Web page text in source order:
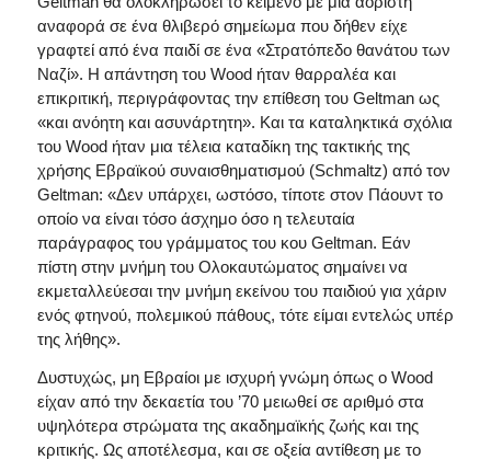
αναφορά σε ένα θλιβερό σημείωμα που δήθεν είχε
γραφτεί από ένα παιδί σε ένα «Στρατόπεδο θανάτου των
Ναζί». Η απάντηση του Wood ήταν θαρραλέα και
επικριτική, περιγράφοντας την επίθεση του Geltman ως
«και ανόητη και ασυνάρτητη». Και τα καταληκτικά σχόλια
του Wood ήταν μια τέλεια καταδίκη της τακτικής της
χρήσης Εβραϊκού συναισθηματισμού (Schmaltz) από τον
Geltman: «Δεν υπάρχει, ωστόσο, τίποτε στον Πάουντ το
οποίο να είναι τόσο άσχημο όσο η τελευταία
παράγραφος του γράμματος του κου Geltman. Εάν
πίστη στην μνήμη του Ολοκαυτώματος σημαίνει να
εκμεταλλεύεσαι την μνήμη εκείνου του παιδιού για χάριν
ενός φτηνού, πολεμικού πάθους, τότε είμαι εντελώς υπέρ
της λήθης».
Δυστυχώς, μη Εβραίοι με ισχυρή γνώμη όπως ο Wood
είχαν από την δεκαετία του ’70 μειωθεί σε αριθμό στα
υψηλότερα στρώματα της ακαδημαϊκής ζωής και της
κριτικής. Ως αποτέλεσμα, και σε οξεία αντίθεση με το